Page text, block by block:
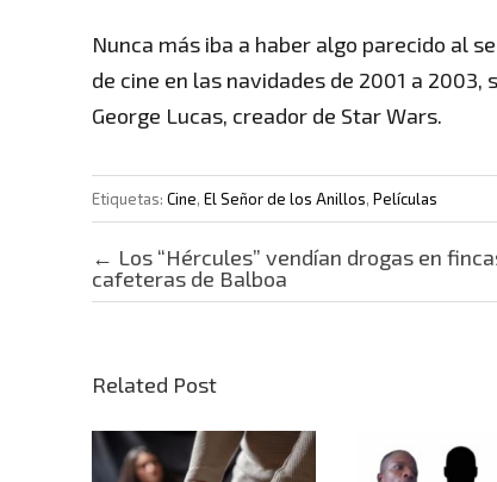
Nunca más iba a haber algo parecido al
de cine en las navidades de 2001 a
George Lucas, creador de Star Wars.
Etiquetas: Cine, El Señor de los Anillos, Películas
Post navigation
← Los “Hércules” vendían drogas en
cafeteras de Balboa
Related Post